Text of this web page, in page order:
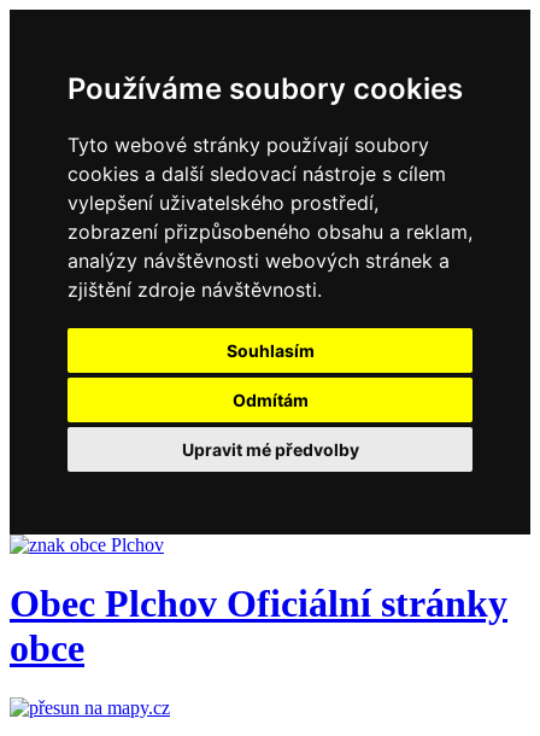
Používáme soubory cookies
Tyto webové stránky používají soubory
cookies a další sledovací nástroje s cílem
vylepšení uživatelského prostředí,
zobrazení přizpůsobeného obsahu a reklam,
analýzy návštěvnosti webových stránek a
zjištění zdroje návštěvnosti.
Souhlasím
Odmítám
Upravit mé předvolby
Obec Plchov Oficiální stránky
obce